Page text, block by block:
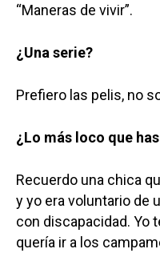
“Maneras de vivir”.
¿Una serie?
Prefiero las pelis, no
¿Lo más loco que
Recuerdo una chica
y yo era voluntario de
con discapacidad. Yo
quería ir a los